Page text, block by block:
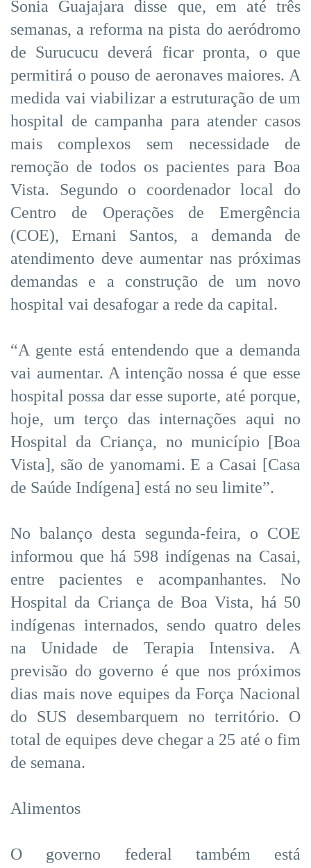
Sonia Guajajara disse que, em até três
semanas, a reforma na pista do aeródromo
de Surucucu deverá ficar pronta, o que
permitirá o pouso de aeronaves maiores. A
medida vai viabilizar a estruturação de um
hospital de campanha para atender casos
mais complexos sem necessidade de
remoção de todos os pacientes para Boa
Vista. Segundo o coordenador local do
Centro de Operações de Emergência
(COE), Ernani Santos, a demanda de
atendimento deve aumentar nas próximas
demandas e a construção de um novo
hospital vai desafogar a rede da capital.
“A gente está entendendo que a demanda
vai aumentar. A intenção nossa é que esse
hospital possa dar esse suporte, até porque,
hoje, um terço das internações aqui no
Hospital da Criança, no município [Boa
Vista], são de yanomami. E a Casai [Casa
de Saúde Indígena] está no seu limite”.
No balanço desta segunda-feira, o COE
informou que há 598 indígenas na Casai,
entre pacientes e acompanhantes. No
Hospital da Criança de Boa Vista, há 50
indígenas internados, sendo quatro deles
na Unidade de Terapia Intensiva. A
previsão do governo é que nos próximos
dias mais nove equipes da Força Nacional
do SUS desembarquem no território. O
total de equipes deve chegar a 25 até o fim
de semana.
Alimentos
O governo federal também está